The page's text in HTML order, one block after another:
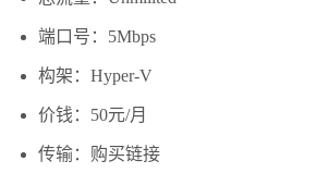
端口号：5Mbps
构架：Hyper-V
价钱：50元/月
传输：购买链接